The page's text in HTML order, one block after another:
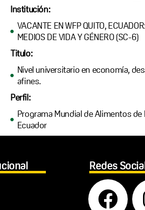
Institución:
VACANTE EN WFP QUITO,
MEDIOS DE VIDA Y GÉNERO (SC-6)
Titulo:
Nivel universitario en economía,
afines.
Perfil:
Programa Mundial de Alimentos
Ecuador
Redes